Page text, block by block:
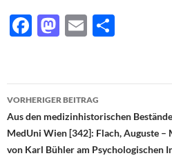
F
b
o
o
M
d
o
n
E
n
Beitragsnavigation
VORHERIGER BEITRAG
Aus den medizinhistorischen
MedUni Wien [342]: Flach, Auguste
von Karl Bühler am Psychologischen